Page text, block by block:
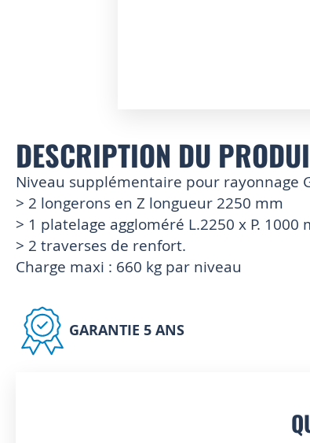
the
beginning
of
images
gallery
DESCRIPTION DU
Niveau supplémentaire pour rayonnage
> 2 longerons en Z longueur 2250 mm
> 1 platelage aggloméré L.2250 x P.
> 2 traverses de renfort.
Charge maxi : 660 kg par niveau
GARANTIE 5 ANS